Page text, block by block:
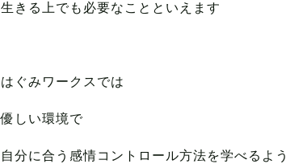
生きる上でも必要なことといえます
はぐみワークスでは
優しい環境で
自分に合う感情コントロール方法を学べるよう